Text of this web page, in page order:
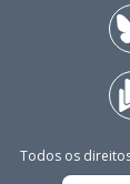
Todos os